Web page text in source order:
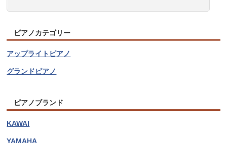
ピアノカテゴリー
アップライトピアノ
グランドピアノ
ピアノブランド
KAWAI
YAMAHA